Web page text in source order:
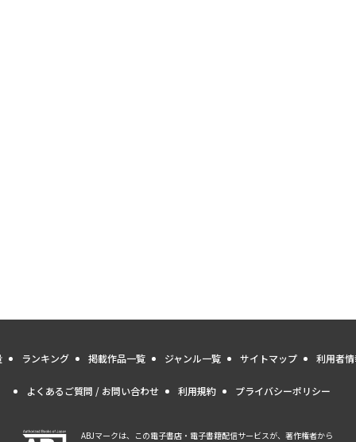
ランキング 掲載作品一覧 ジャンル一覧 サイトマップ 利用者
よくあるご質問 / お問い合わせ 利用規約 プライバシーポリシー
ABJマークは、この電子書店・電子書籍配信サービスが、著作権者から